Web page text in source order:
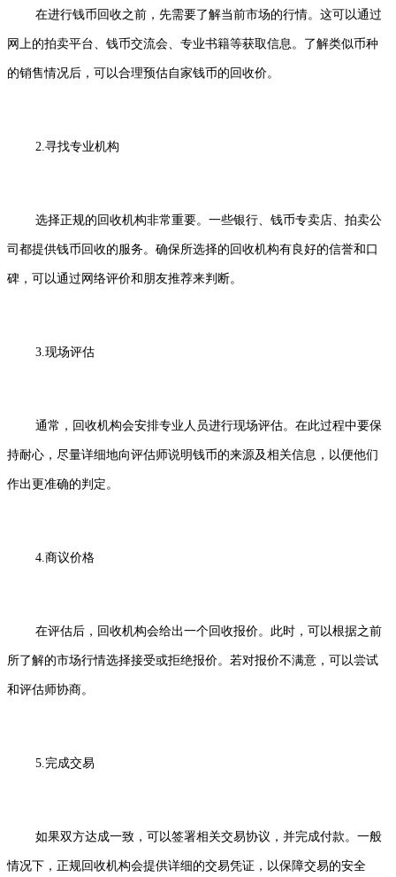
在进行钱币回收之前，先需要了解当前市场的行情。这可以通过
网上的拍卖平台、钱币交流会、专业书籍等获取信息。了解类似币种
的销售情况后，可以合理预估自家钱币的回收价。
2.寻找专业机构
选择正规的回收机构非常重要。一些银行、钱币专卖店、拍卖公
司都提供钱币回收的服务。确保所选择的回收机构有良好的信誉和口
碑，可以通过网络评价和朋友推荐来判断。
3.现场评估
通常，回收机构会安排专业人员进行现场评估。在此过程中要保
持耐心，尽量详细地向评估师说明钱币的来源及相关信息，以便他们
作出更准确的判定。
4.商议价格
在评估后，回收机构会给出一个回收报价。此时，可以根据之前
所了解的市场行情选择接受或拒绝报价。若对报价不满意，可以尝试
和评估师协商。
5.完成交易
如果双方达成一致，可以签署相关交易协议，并完成付款。一般
情况下，正规回收机构会提供详细的交易凭证，以保障交易的安全